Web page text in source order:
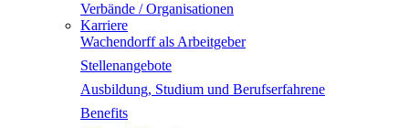
Verbände / Organisationen
Karriere
Wachendorff als Arbeitgeber
Stellenangebote
Ausbildung, Studium und Berufserfahrene
Benefits